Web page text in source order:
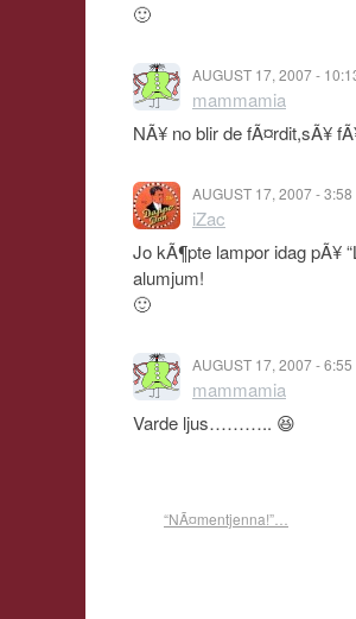
🙂
AUGUST 17, 2007 -
mammamia
NÃ¥ no blir de fÃ¤rdit,sÃ¥
AUGUST 17, 2007 - 3:58
iZac
Jo kÃ¶pte lampor idag pÃ¥
alumjum!
🙂
AUGUST 17, 2007 - 6:55
mammamia
Varde ljus……….. 😆
“NÃ¤mentjenna!”…